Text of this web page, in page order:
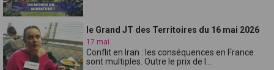
le Grand JT des Territoires du 16 mai 2026
17 mai
Conflit en Iran : les conséquences en France
sont multiples. Outre le prix de l...